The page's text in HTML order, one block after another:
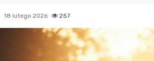
18 lutego 2026 257